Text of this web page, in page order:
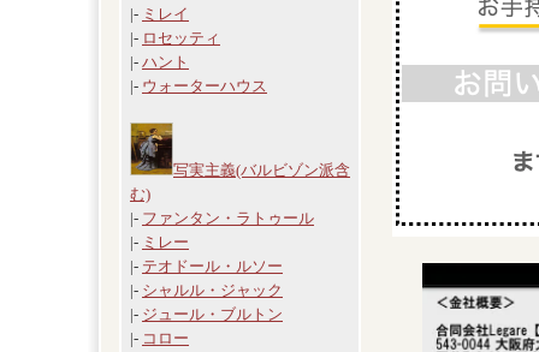
|- ミレイ
|- ロセッティ
|- ハント
|- ウォーターハウス
写実主義(バルビゾン派含
む)
|- ファンタン・ラトゥール
|- ミレー
|- テオドール・ルソー
|- シャルル・ジャック
|- ジュール・ブルトン
|- コロー